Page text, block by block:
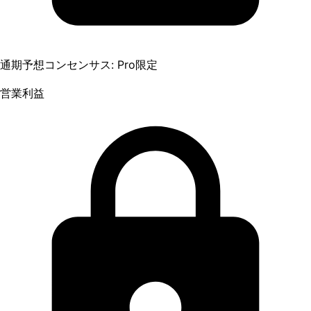
通期予想コンセンサス: Pro限定
営業利益